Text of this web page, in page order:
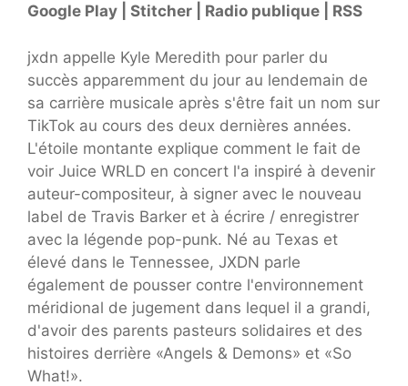
Google Play | Stitcher | Radio publique | RSS
jxdn appelle Kyle Meredith pour parler du
succès apparemment du jour au lendemain de
sa carrière musicale après s'être fait un nom sur
TikTok au cours des deux dernières années.
L'étoile montante explique comment le fait de
voir Juice WRLD en concert l'a inspiré à devenir
auteur-compositeur, à signer avec le nouveau
label de Travis Barker et à écrire / enregistrer
avec la légende pop-punk. Né au Texas et
élevé dans le Tennessee, JXDN parle
également de pousser contre l'environnement
méridional de jugement dans lequel il a grandi,
d'avoir des parents pasteurs solidaires et des
histoires derrière «Angels & Demons» et «So
What!».